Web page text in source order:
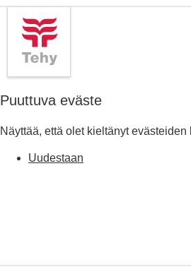
Puuttuva eväste
Näyttää, että olet kieltänyt
Uudestaan